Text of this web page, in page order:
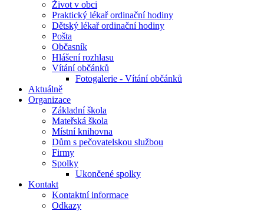
Život v obci
Praktický lékař ordinační hodiny
Dětský lékař ordinační hodiny
Pošta
Občasník
Hlášení rozhlasu
Vítání občánků
Fotogalerie - Vítání občánků
Aktuálně
Organizace
Základní škola
Mateřská škola
Místní knihovna
Dům s pečovatelskou službou
Firmy
Spolky
Ukončené spolky
Kontakt
Kontaktní informace
Odkazy